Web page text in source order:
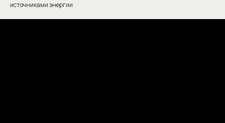
источниками энергии